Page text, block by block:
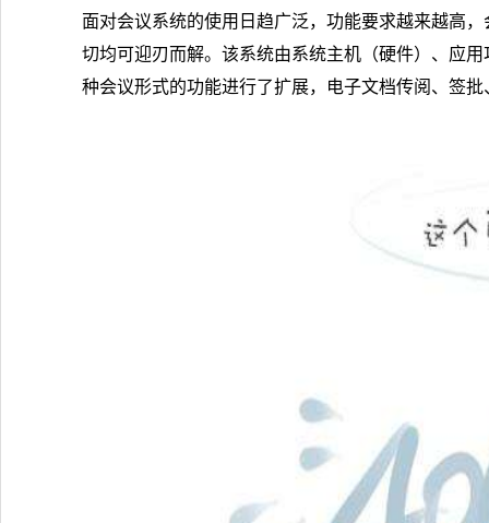
面对会议系统的使用日趋广泛，功能要求越来越高
切均可迎刃而解。该系统由系统主机（硬件）、应
种会议形式的功能进行了扩展，电子文档传阅、签